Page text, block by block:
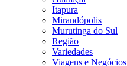
Itapura
Mirandópolis
Murutinga do Sul
Região
Variedades
Viagens e Negócios